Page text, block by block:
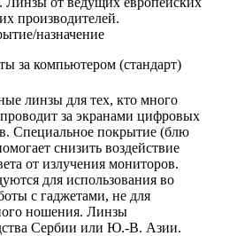
производителей.
назначение
за компьютером (стандарт)
линзы для тех, кто много
за экранами цифровых
Специальное покрытие (блю
снизить воздействие
от излучения мониторов.
для использования во
с гаджетами, не для
ношения. Линзы
Сербии или Ю.-В. Азии.